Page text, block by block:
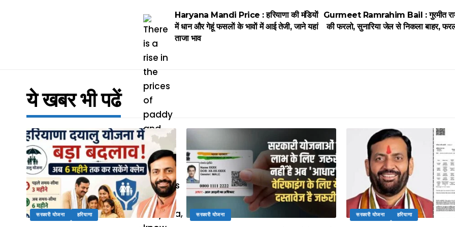
Haryana Mandi Price : हरियाणा की मंडियाें
में धान और गेहूं फसलाें के भावाें में आई तेजी, जाने यहां
ताजा भाव
Gurmeet Ramrahim Bail : गुरमीत राम
की फरलो, सुनारिया जेल से निकला बाहर,
ये खबर भी पढें
सरकारी योजना हरियाणा सरकारी योजना सरकारी योजना हरियाणा